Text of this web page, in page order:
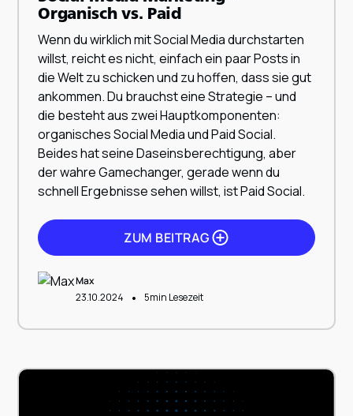
Organisch vs. Paid
Wenn du wirklich mit Social Media durchstarten
willst, reicht es nicht, einfach ein paar Posts in
die Welt zu schicken und zu hoffen, dass sie gut
ankommen. Du brauchst eine Strategie – und
die besteht aus zwei Hauptkomponenten:
organisches Social Media und Paid Social.
Beides hat seine Daseinsberechtigung, aber
der wahre Gamechanger, gerade wenn du
schnell Ergebnisse sehen willst, ist Paid Social.
ZUM BEITRAG
Max
23.10.2024
• 5min Lesezeit